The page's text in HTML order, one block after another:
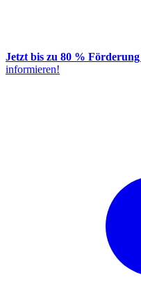
Jetzt bis zu 80 %
informieren!